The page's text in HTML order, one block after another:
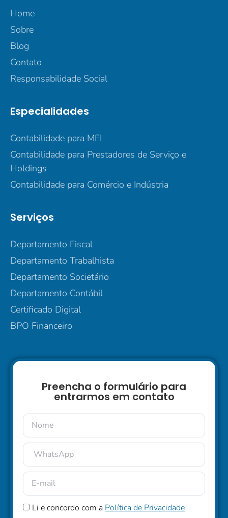
Home
Sobre
Blog
Contato
Responsabilidade Social
Especialidades
Contabilidade para MEI
Contabilidade para Prestadores de Serviço e
Holdings
Contabilidade para Comércio e Indústria
Serviços
Departamento Fiscal
Departamento Trabalhista
Departamento Societário
Departamento Contábil
Certificado Digital
BPO Financeiro
Preencha o formulário para
entrarmos em contato
Li e concordo com a Política de Privacidade